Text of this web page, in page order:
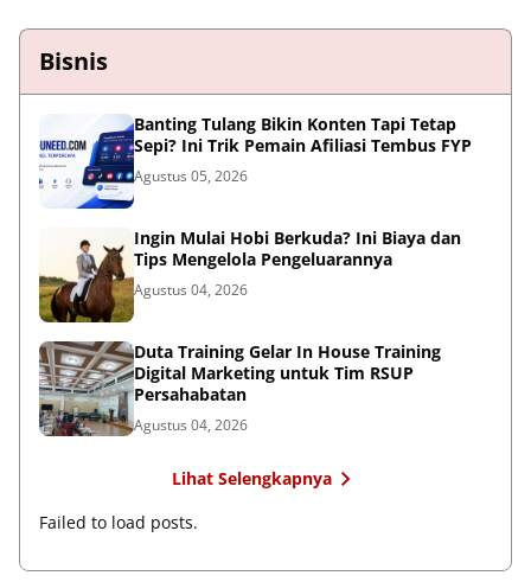
Bisnis
Banting Tulang Bikin Konten Tapi Tetap
Sepi? Ini Trik Pemain Afiliasi Tembus FYP
Agustus 05, 2026
Ingin Mulai Hobi Berkuda? Ini Biaya dan
Tips Mengelola Pengeluarannya
Agustus 04, 2026
Duta Training Gelar In House Training
Digital Marketing untuk Tim RSUP
Persahabatan
Agustus 04, 2026
Lihat Selengkapnya
Failed to load posts.